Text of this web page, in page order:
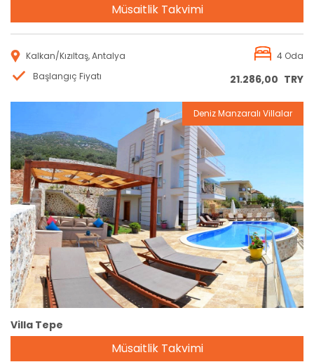
Müsaitlik Takvimi
Kalkan/Kızıltaş, Antalya
4 Oda
Başlangıç Fiyatı
21.286,00 TRY
Rezervasyon
Deniz Manzaralı Villalar
Villa Tepe
Müsaitlik Takvimi